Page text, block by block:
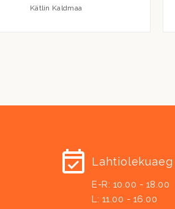
Kätlin Kaldmaa
Lahtiolekuaeg
E-R: 10.00 - 18.00
L: 11.00 - 16.00